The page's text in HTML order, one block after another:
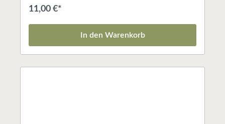
teilweise in Handarbei hergestellt und kann kleine
Unregelmäßigkeiten in Form und Farbe aufweisen.
11,00 €*
In den Warenkorb